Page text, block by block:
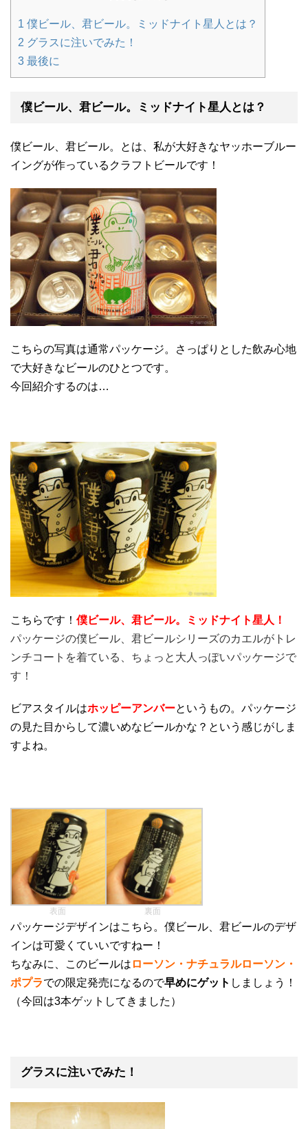
1 僕ビール、君ビール。ミッドナイト星人とは？
2 グラスに注いでみた！
3 最後に
僕ビール、君ビール。ミッドナイト星人とは？
僕ビール、君ビール。とは、私が大好きなヤッホーブルー
イングが作っているクラフトビールです！
こちらの写真は通常パッケージ。さっぱりとした飲み心地
で大好きなビールのひとつです。
今回紹介するのは…
こちらです！ 僕ビール、君ビール。ミッドナイト星人！
パッケージの僕ビール、君ビールシリーズのカエルがトレ
ンチコートを着ている、ちょっと大人っぽいパッケージで
す！
ビアスタイルはホッピーアンバーというもの。パッケージ
の見た目からして濃いめなビールかな？という感じがしま
すよね。
表面 裏面
パッケージデザインはこちら。僕ビール、君ビールのデザ
インは可愛くていいですねー！
ちなみに、このビールは ローソン・ナチュラルローソン・
ポプラでの限定発売になるので早めにゲット しましょう！
（今回は3本ゲットしてきました）
グラスに注いでみた！